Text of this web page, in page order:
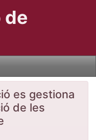
de
es gestiona
de les